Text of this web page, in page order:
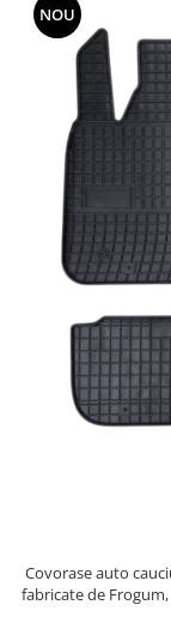
Semn incepator
Accesorii Camping
Accesorii
Accesorii Sezon
Accesorii
Banda
Bare Portbagaj
Brelocuri Auto
Capace Prezoane
Carcase Chei Auto
Carcasa cheie Audi
Carcasa cheie Bmw
Carcasa Cheie
Carcasa Cheie
NOU
Covorase auto
fabricate de